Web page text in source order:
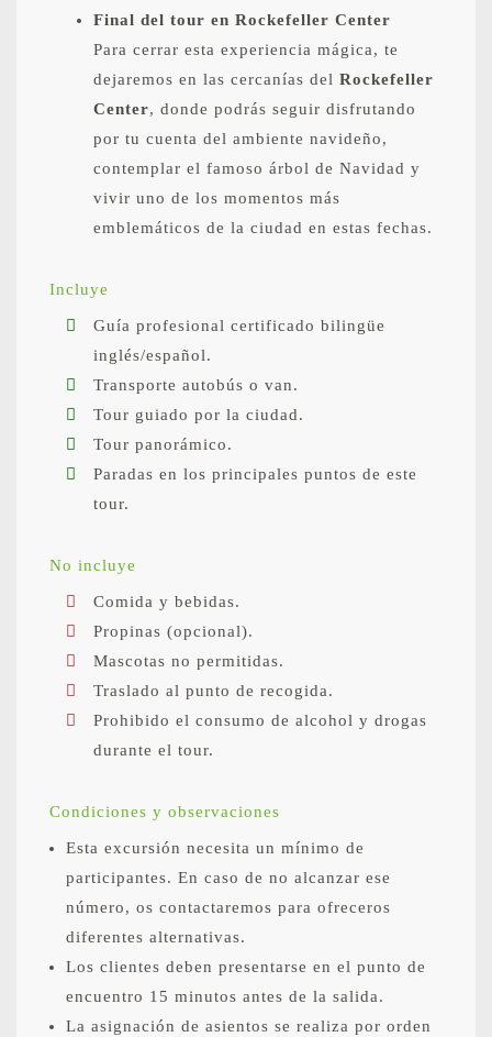
Final del tour en Rockefeller Center
Para cerrar esta experiencia mágica, te
dejaremos en las cercanías del Rockefeller
Center, donde podrás seguir disfrutando
por tu cuenta del ambiente navideño,
contemplar el famoso árbol de Navidad y
vivir uno de los momentos más
emblemáticos de la ciudad en estas fechas.
Incluye
Guía profesional certificado bilingüe
inglés/español.
Transporte autobús o van.
Tour guiado por la ciudad.
Tour panorámico.
Paradas en los principales puntos de este
tour.
No incluye
Comida y bebidas.
Propinas (opcional).
Mascotas no permitidas.
Traslado al punto de recogida.
Prohibido el consumo de alcohol y drogas
durante el tour.
Condiciones y observaciones
Esta excursión necesita un mínimo de
participantes. En caso de no alcanzar ese
número, os contactaremos para ofreceros
diferentes alternativas.
Los clientes deben presentarse en el punto de
encuentro 15 minutos antes de la salida.
La asignación de asientos se realiza por orden